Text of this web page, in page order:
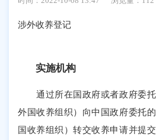
涉外收养登记
实施机构
通过所在国政府或者政府委托
外国收养组织）向中国政府委托
国收养组织）转交收养申请并提